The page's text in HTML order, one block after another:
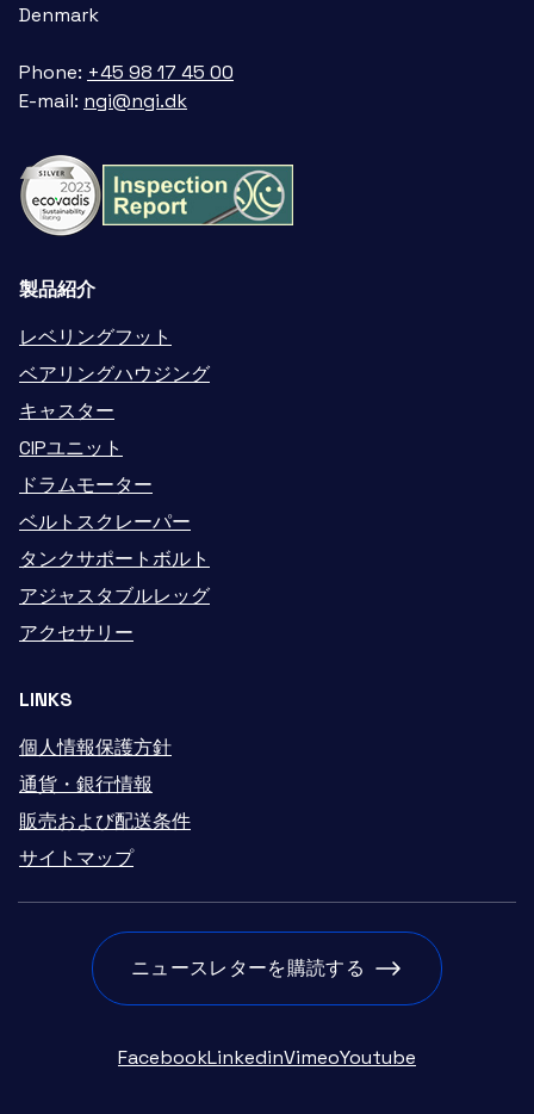
Denmark
Phone: +45 98 17 45 00
E-mail: ngi@ngi.dk
製品紹介
レベリングフット
ベアリングハウジング
キャスター
CIPユニット
ドラムモーター
ベルトスクレーパー
タンクサポートボルト
アジャスタブルレッグ
アクセサリー
LINKS
個人情報保護方針
通貨・銀行情報
販売および配送条件
サイトマップ
ニュースレターを購読する
FacebookLinkedinVimeoYoutube